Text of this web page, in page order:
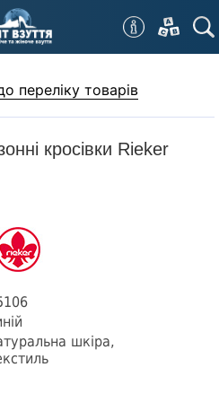
переліку товарів
кросівки Rieker
шкіра,